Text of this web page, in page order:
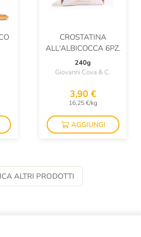
CROSTATINA
ALL'ALBICOCCA 6PZ.
240g
Giovanni Cova & C.
3,90 €
16,25 €/kg
AGGIUNGI
ALTRI PRODOTTI